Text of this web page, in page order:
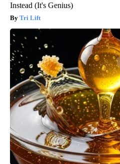
Instead (It's Genius)
Tri Lift